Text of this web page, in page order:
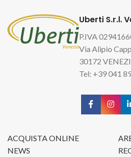
Uberti S.r.l.
P.IVA
Via Alipio
30172
Tel: +39 041
ACQUISTA ONLINE
NEWS